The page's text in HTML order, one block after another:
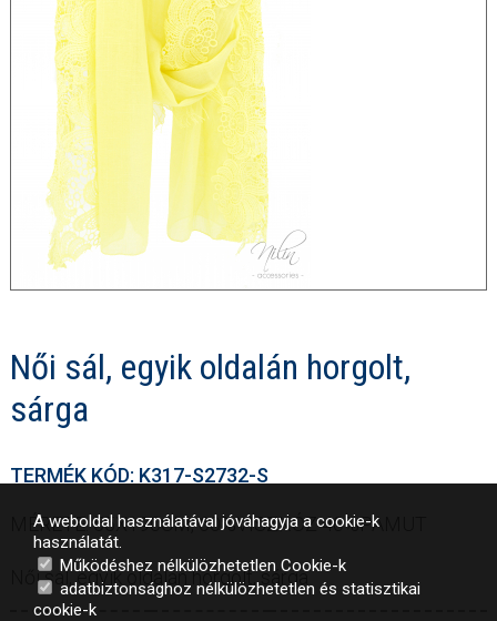
Női sál, egyik oldalán horgolt,
sárga
TERMÉK KÓD: K317-S2732-S
MÉRETE: 55X190CM, 60%VISZKÓZ 40%PAMUT
Női sál, egyik oldalán horgolt, sárga
A weboldal használatával jóváhagyja a cookie-k
használatát.
Működéshez nélkülözhetetlen Cookie-k
adatbiztonsághoz nélkülözhetetlen és statisztikai
cookie-k